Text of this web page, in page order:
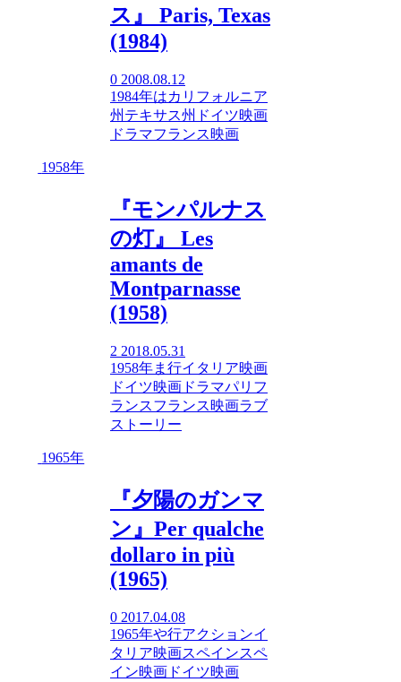
ス』 Paris, Texas
(1984)
0 2008.08.12
1984年はカリフォルニア
州 テキサス州 ドイツ映画
ドラマフランス映画
1958年
『モンパルナス
の灯』 Les
amants de
Montparnasse
(1958)
2 2018.05.31
1958年ま行イタリア映画
ドイツ映画 ドラマパリ フ
ランスフランス映画ラブ
ストーリー
1965年
『夕陽のガンマ
ン』Per qualche
dollaro in più
(1965)
0 2017.04.08
1965年や行アクションイ
タリア映画スペインスペ
イン映画 ドイツ映画